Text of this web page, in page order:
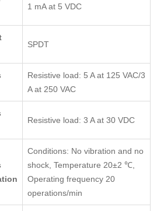
1 mA at 5 VDC
SPDT
Resistive load: 5 A at 125 VAC/3
A at 250 VAC
Resistive load: 3 A at 30 VDC
Conditions: No vibration and no
shock, Temperature 20±2 ℃,
Operating frequency 20
operations/min